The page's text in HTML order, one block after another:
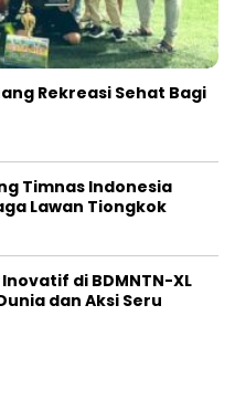
Rekreasi Sehat Bagi
Timnas Indonesia
Lawan Tiongkok
di BDMNTN-XL
dan Aksi Seru